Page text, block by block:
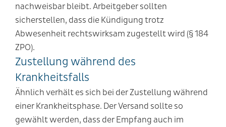
nachweisbar bleibt. Arbeitgeber sollten
sicherstellen, dass die Kündigung trotz
Abwesenheit rechtswirksam zugestellt wird (§ 184
ZPO).
Zustellung während des
Krankheitsfalls
Ähnlich verhält es sich bei der Zustellung während
einer Krankheitsphase. Der Versand sollte so
gewählt werden, dass der Empfang auch im